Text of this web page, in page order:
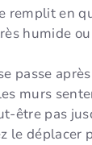
remplit en
humide
passe
murs
être pas
le déplacer